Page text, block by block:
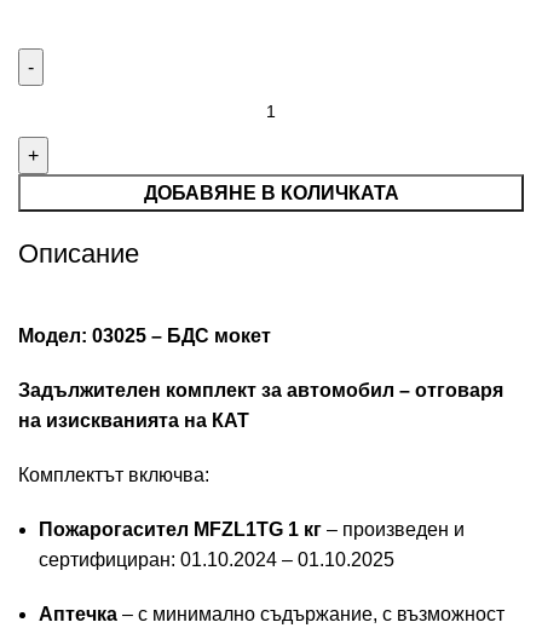
ДОБАВЯНЕ В КОЛИЧКАТА
Описание
Модел: 03025 – БДС мокет
Задължителен комплект за автомобил – отговаря
на изискванията на КАТ
Комплектът включва:
Пожарогасител MFZL1TG 1 кг – произведен и
сертифициран: 01.10.2024 – 01.10.2025
Аптечка – с минимално съдържание, с възможност